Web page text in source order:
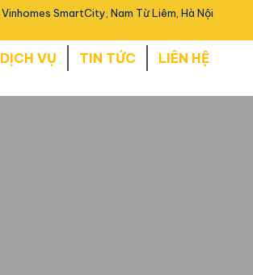
Vinhomes SmartCity, Nam Từ Liêm, Hà Nội
DỊCH VỤ TIN TỨC LIÊN HỆ